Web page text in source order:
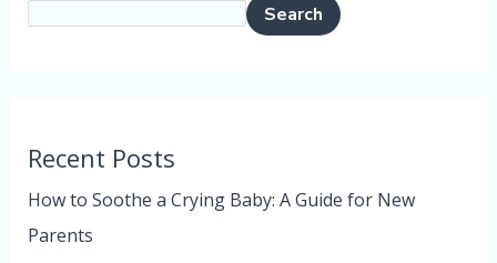
Search
Recent Posts
How to Soothe a Crying Baby: A Guide for New
Parents